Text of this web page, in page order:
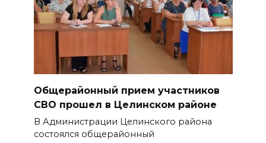
Общерайонный прием участников
СВО прошел в Целинском районе
В Администрации Целинского района
состоялся общерайонный